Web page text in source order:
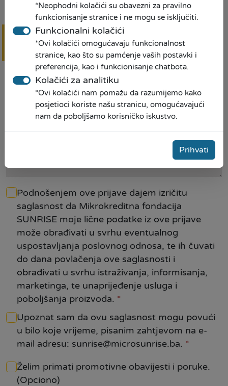
Iznos kredita
Rok otplate
Da li ste prethodno bili klijent MKF SUNRISE
Podnošenjem ove prijave dajem izričitu
saglasnost da Mikrokreditna fondacija
SUNRISE moje lične podatke iz ove prijave
može obrađivati u svrhu eventualnog
uspostavljanja poslovnog odnosa, te ih čuvati
do dana povlačenja ove saglasnosti i
obrađivati u svrhu istraživanja, informisanja,
marketinga, te unaprijeđenje usluga i
poboljšanja proizvoda. *
Upoznat sam da ovu saglasnost mogu povući
u bilo koje vrijeme, pisanim zahtjevom na e-
mail adresu: sunrise@microsunrise.ba. *
Želim primati promotivne obavijesti i poruke.
(Opciono)
*Neophodni kolačići su obavezni za pravilno
funkcionisanje stranice i ne mogu se isključiti.
Funkcionalni kolačići
*Ovi kolačići omogućavaju funkcionalnost
stranice, kao što su pamćenje vaših postavki i
preferencija, kao i funkcionisanje chatbota.
Kolačići za analitiku
*Ovi kolačići nam pomažu da razumijemo kako
posjetioci koriste našu stranicu, omogućavajući
nam da poboljšamo korisničko iskustvo.
Prihvati